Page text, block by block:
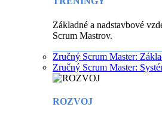
Základné a nadstavbové
Scrum Mastrov.
Zručný Scrum Master:
Zručný Scrum Master:
ROZVOJ